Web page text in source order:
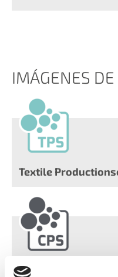
IMÁGENES
Textile
Ceramic